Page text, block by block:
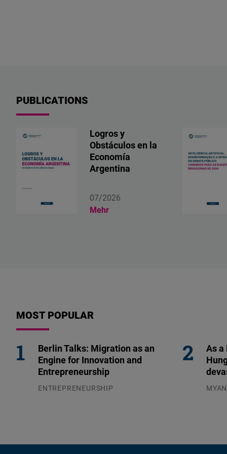
rumbo?
PUBLICATIONS
Logros y
Obstáculos en la
Economía
Argentina
07/2026
Mehr
MOST POPULAR
Berlin Talks: Migration as an
Engine for Innovation and
Entrepreneurship
ENTREPRENEURSHIP
As a